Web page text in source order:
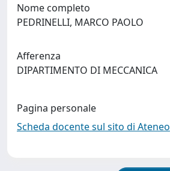
Nome completo
PEDRINELLI, MARCO PAOLO
Afferenza
DIPARTIMENTO DI MECCANICA
Pagina personale
Scheda docente sul sito di Ateneo